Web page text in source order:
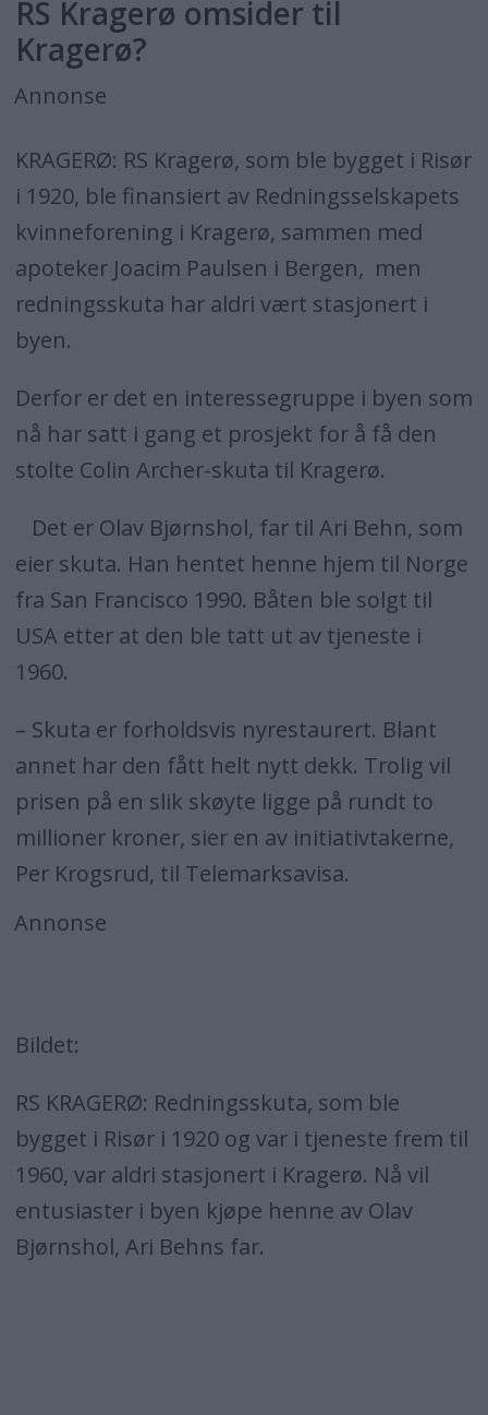
RS Kragerø omsider til
Kragerø?
Annonse
KRAGERØ: RS Kragerø, som ble bygget i Risør
i 1920, ble finansiert av Redningsselskapets
kvinneforening i Kragerø, sammen med
apoteker Joacim Paulsen i Bergen, men
redningsskuta har aldri vært stasjonert i
byen.
Derfor er det en interessegruppe i byen som
nå har satt i gang et prosjekt for å få den
stolte Colin Archer-skuta til Kragerø.
Det er Olav Bjørnshol, far til Ari Behn, som
eier skuta. Han hentet henne hjem til Norge
fra San Francisco 1990. Båten ble solgt til
USA etter at den ble tatt ut av tjeneste i
1960.
– Skuta er forholdsvis nyrestaurert. Blant
annet har den fått helt nytt dekk. Trolig vil
prisen på en slik skøyte ligge på rundt to
millioner kroner, sier en av initiativtakerne,
Per Krogsrud, til Telemarksavisa.
Annonse
Bildet:
RS KRAGERØ: Redningsskuta, som ble
bygget i Risør i 1920 og var i tjeneste frem til
1960, var aldri stasjonert i Kragerø. Nå vil
entusiaster i byen kjøpe henne av Olav
Bjørnshol, Ari Behns far.